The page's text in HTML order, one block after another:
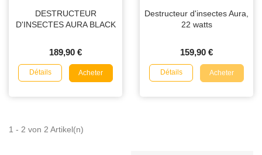
DESTRUCTEUR
D'INSECTES AURA BLACK
189,90 €
Détails Acheter
Destructeur d'insectes Aura,
22 watts
159,90 €
Détails Acheter
1 - 2 von 2 Artikel(n)